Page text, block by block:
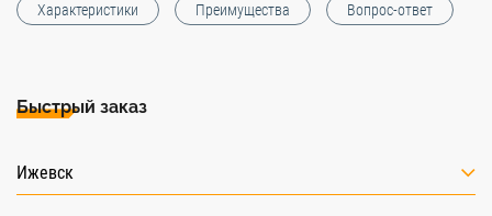
Характеристики Преимущества Вопрос-ответ
Быстрый заказ
Ижевск